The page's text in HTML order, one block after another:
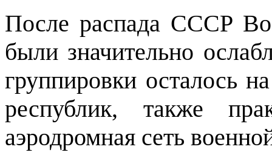
После распада СССР
были значительно
группировки осталось
республик, также
аэродромная сеть